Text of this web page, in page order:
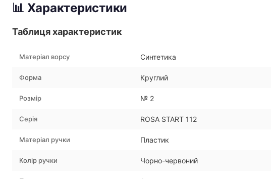
📊 Характеристики
Таблиця характеристик
Матеріал ворсу Синтетика
Форма Круглий
Розмір № 2
Серія ROSA START 112
Матеріал ручки Пластик
Колір ручки Чорно-червоний